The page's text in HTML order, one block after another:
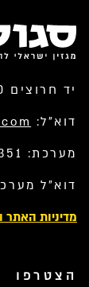
יד חרוצים 10 ירושלים 9342148
דוא”ל:
מערכת: 02-5004351
דוא”ל
מדיניות האתר
הצטרפו